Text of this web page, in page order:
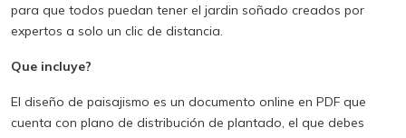
para que todos puedan tener el jardin soñado creados por
expertos a solo un clic de distancia.
Que incluye?
El diseño de paisajismo es un documento online en PDF que
cuenta con plano de distribución de plantado, el que debes